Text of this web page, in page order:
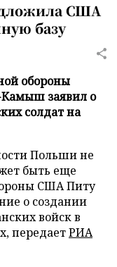
США
базу
обороны
Камыш заявил о
солдат на
Польши не
быть еще
США Питу
о создании
войск в
передаетРИА